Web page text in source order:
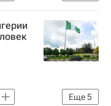
Еще5